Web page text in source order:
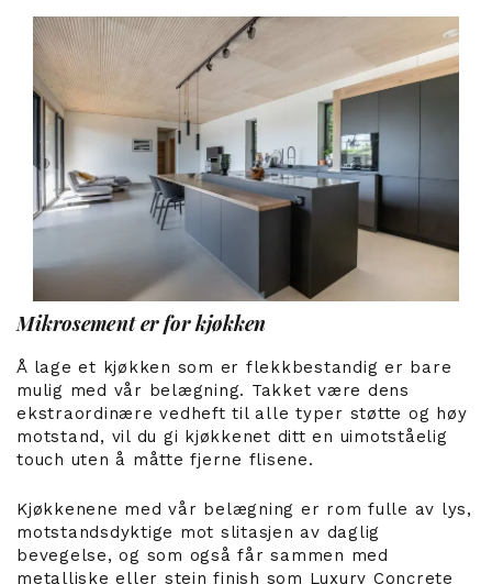
Mikrosement er for kjøkken
Å lage et kjøkken som er flekkbestandig er bare
mulig med vår belægning. Takket være dens
ekstraordinære vedheft til alle typer støtte og høy
motstand, vil du gi kjøkkenet ditt en uimotståelig
touch uten å måtte fjerne flisene.
Kjøkkenene med vår belægning er rom fulle av lys,
motstandsdyktige mot slitasjen av daglig
bevegelse, og som også får sammen med
metalliske eller stein finish som Luxury Concrete